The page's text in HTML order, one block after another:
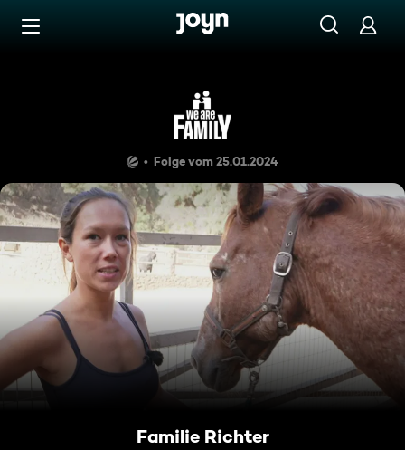
Zum Inhalt springen
Familie Richter
Folge vom 25.01.2024
Familie Richter